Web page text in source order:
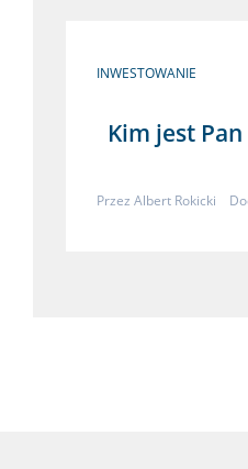
INWESTOWANIE
Kim jest Pan
Przez Albert Rokicki